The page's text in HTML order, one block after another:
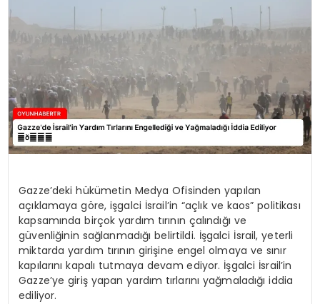
TEKNOLOJI
YAŞAM
Gazze’deki hükümetin Medya Ofisinden yapılan
açıklamaya göre, işgalci İsrail’in “açlık ve kaos” politikası
kapsamında birçok yardım tırının çalındığı ve
güvenliğinin sağlanmadığı belirtildi. İşgalci İsrail, yeterli
miktarda yardım tırının girişine engel olmaya ve sınır
kapılarını kapalı tutmaya devam ediyor. İşgalci İsrail’in
Gazze’ye giriş yapan yardım tırlarını yağmaladığı iddia
ediliyor.